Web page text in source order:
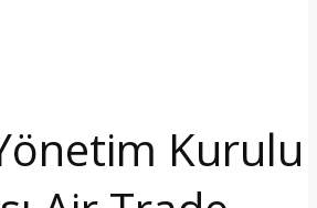
Kurulu